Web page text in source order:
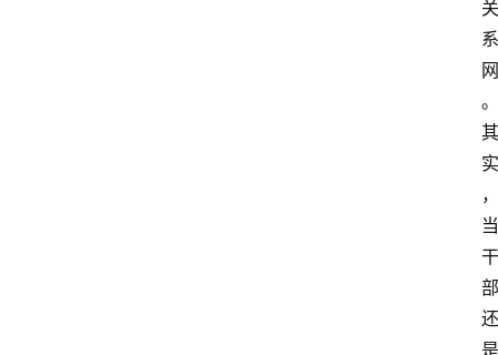
关
系
网
。
其
实
，
当
干
部
还
是